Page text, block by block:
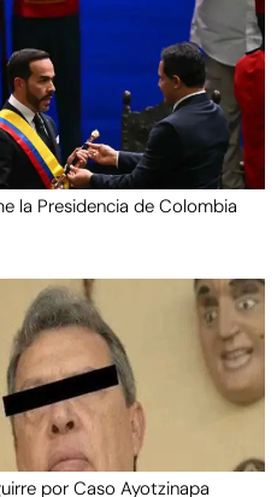
la Presidencia de Colombia
por Caso Ayotzinapa